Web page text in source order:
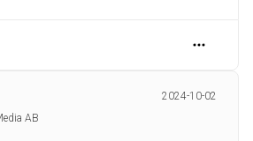
2024-10-02
AB